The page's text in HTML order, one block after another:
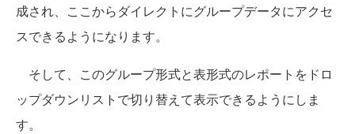
成され、ここからダイレクトにグループデータにアクセ
スできるようになります。
そして、このグループ形式と表形式のレポートをドロ
ップダウンリストで切り替えて表示できるようにしま
す。